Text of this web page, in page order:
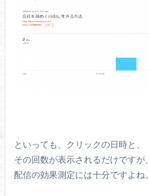
といっても、クリックの日時と、
その回数が表示されるだけですが、
配信の効果測定には十分ですよね。